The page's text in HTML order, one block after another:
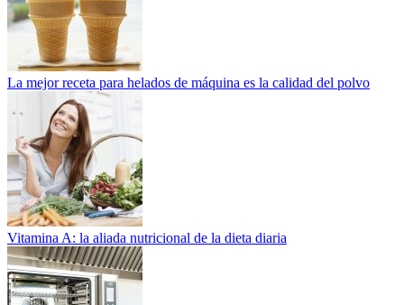
La mejor receta para helados de máquina es la calidad del polvo
Vitamina A: la aliada nutricional de la dieta diaria